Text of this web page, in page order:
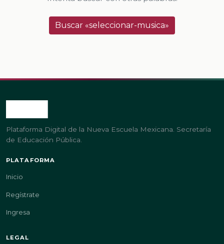
Buscar «seleccionar-musica»
Plataforma Digital de la Nueva Escuela Mexicana. Secretaría
de Educación Pública.
PLATAFORMA
Inicio
Regístrate
Ingresa
LEGAL